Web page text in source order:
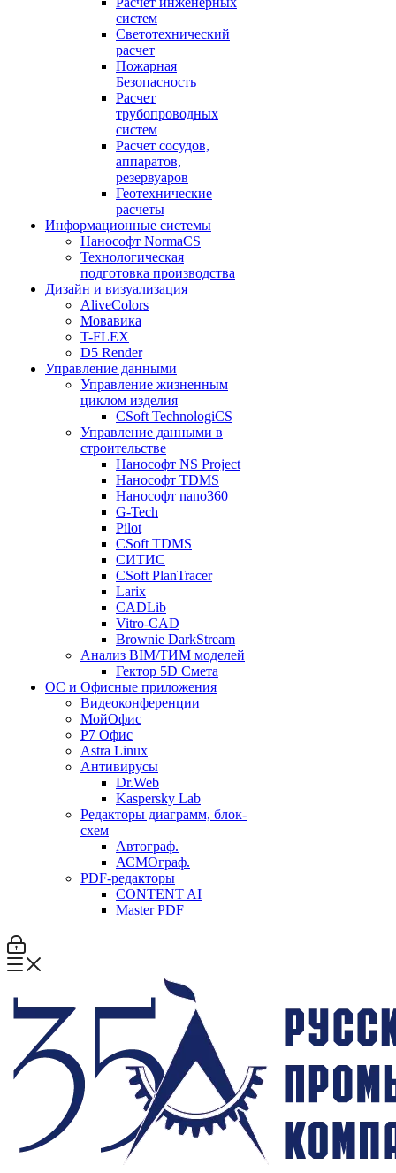
систем
Светотехнический
расчет
Пожарная
Безопасность
Расчет
трубопроводных
систем
Расчет сосудов,
аппаратов,
резервуаров
Геотехнические
расчеты
Информационные системы
Нанософт NormaCS
Технологическая
подготовка производства
Дизайн и визуализация
AliveColors
Мовавика
T-FLEX
D5 Render
Управление данными
Управление жизненным
циклом изделия
CSoft TechnologiCS
Управление данными в
строительстве
Нанософт NS Project
Нанософт TDMS
Нанософт nano360
G-Tech
Pilot
CSoft TDMS
СИТИС
CSoft PlanTracer
Larix
CADLib
Vitro-CAD
Brownie DarkStream
Анализ BIM/ТИМ моделей
Гектор 5D Смета
ОС и Офисные приложения
Видеоконференции
МойОфис
P7 Офис
Astra Linux
Антивирусы
Dr.Web
Kaspersky Lab
Редакторы диаграмм, блок-
схем
Автограф.
АСМОграф.
PDF-редакторы
CONTENT AI
Master PDF